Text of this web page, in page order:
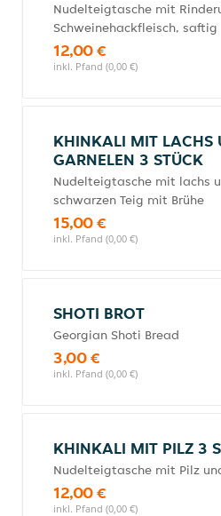
Nudelteigtasche mit
Schweinehackfleisch, saftig
12,00 €
inkl. Pfand (0,00 €)
KHINKALI MIT LACHS
GARNELEN 3 STÜCK
Nudelteigtasche mit lachs
schwarzen Teig mit Brühe
15,00 €
inkl. Pfand (0,00 €)
SHOTI BROT
Georgian Shoti Bread
3,00 €
inkl. Pfand (0,00 €)
KHINKALI MIT PILZ 3
Nudelteigtasche mit Pilz
12,00 €
inkl. Pfand (0,00 €)